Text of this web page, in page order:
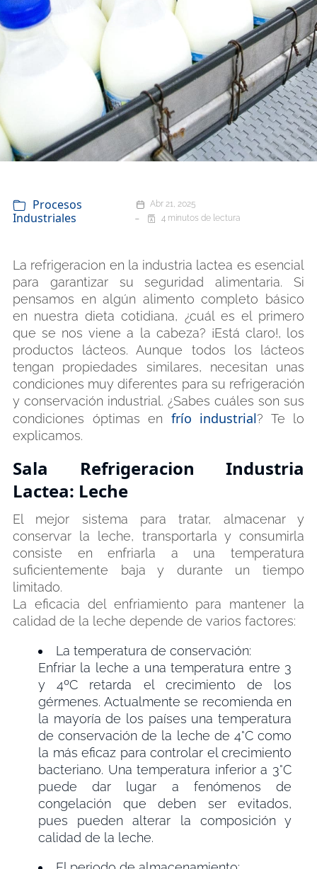
Procesos
Industriales
Abr 21, 2025
4 minutos de lectura
La refrigeracion en la industria lactea es esencial
para garantizar su seguridad alimentaria. Si
pensamos en algún alimento completo básico
en nuestra dieta cotidiana, ¿cuál es el primero
que se nos viene a la cabeza? ¡Está claro!, los
productos lácteos. Aunque todos los lácteos
tengan propiedades similares, necesitan unas
condiciones muy diferentes para su refrigeración
y conservación industrial. ¿Sabes cuáles son sus
condiciones óptimas en frío industrial? Te lo
explicamos.
Sala Refrigeracion Industria
Lactea: Leche
El mejor sistema para tratar, almacenar y
conservar la leche, transportarla y consumirla
consiste en enfriarla a una temperatura
suficientemente baja y durante un tiempo
limitado.
La eficacia del enfriamiento para mantener la
calidad de la leche depende de varios factores:
La temperatura de conservación:
Enfriar la leche a una temperatura entre 3
y 4ºC retarda el crecimiento de los
gérmenes. Actualmente se recomienda en
la mayoría de los países una temperatura
de conservación de la leche de 4°C como
la más eficaz para controlar el crecimiento
bacteriano. Una temperatura inferior a 3°C
puede dar lugar a fenómenos de
congelación que deben ser evitados,
pues pueden alterar la composición y
calidad de la leche.